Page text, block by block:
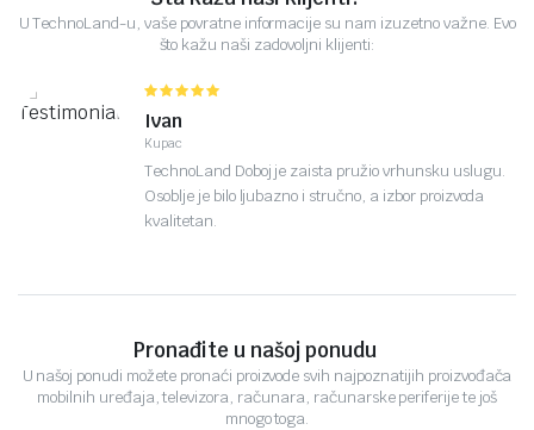
U TechnoLand-u, vaše povratne informacije su nam izuzetno važne. Evo
što kažu naši zadovoljni klijenti:
Ivan
Kupac
TechnoLand Doboj je zaista pružio vrhunsku uslugu.
Osoblje je bilo ljubazno i stručno, a izbor proizvoda
kvalitetan.
Pronađite u našoj ponudu
U našoj ponudi možete pronaći proizvode svih najpoznatijih proizvođača
mobilnih uređaja, televizora, računara, računarske periferije te još
mnogo toga.